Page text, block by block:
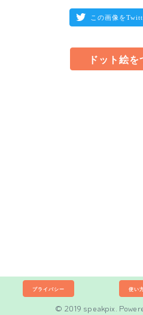
この画像を
ドット絵を
プライバシー 使い
© 2019 speakpix.